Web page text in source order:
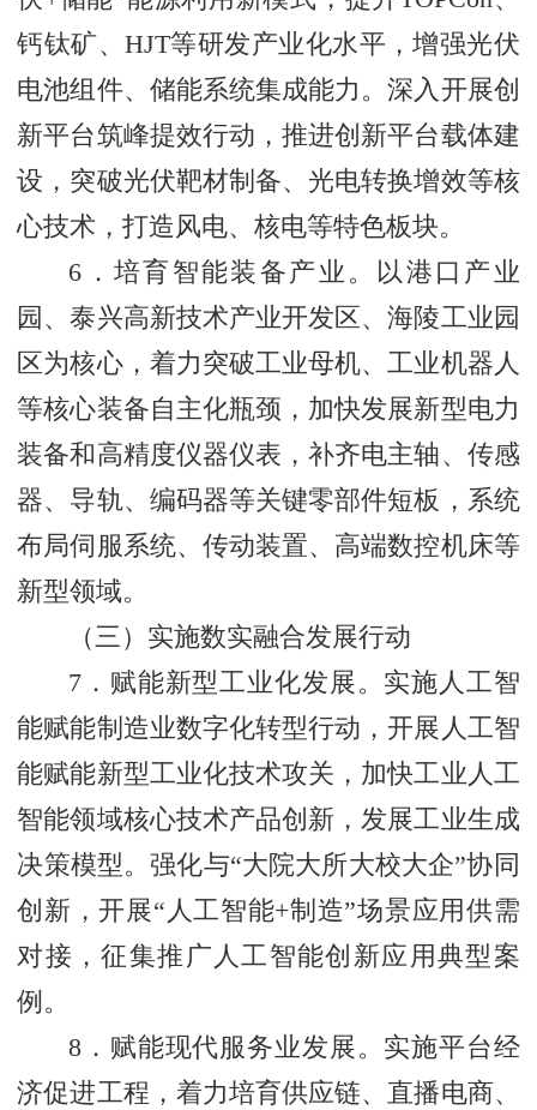
钙钛矿、HJT等研发产业化水平，增强光伏
电池组件、储能系统集成能力。深入开展创
新平台筑峰提效行动，推进创新平台载体建
设，突破光伏靶材制备、光电转换增效等核
心技术，打造风电、核电等特色板块。
6．培育智能装备产业。以港口产业
园、泰兴高新技术产业开发区、海陵工业园
区为核心，着力突破工业母机、工业机器人
等核心装备自主化瓶颈，加快发展新型电力
装备和高精度仪器仪表，补齐电主轴、传感
器、导轨、编码器等关键零部件短板，系统
布局伺服系统、传动装置、高端数控机床等
新型领域。
（三）实施数实融合发展行动
7．赋能新型工业化发展。实施人工智
能赋能制造业数字化转型行动，开展人工智
能赋能新型工业化技术攻关，加快工业人工
智能领域核心技术产品创新，发展工业生成
决策模型。强化与“大院大所大校大企”协同
创新，开展“人工智能+制造”场景应用供需
对接，征集推广人工智能创新应用典型案
例。
8．赋能现代服务业发展。实施平台经
济促进工程，着力培育供应链、直播电商、